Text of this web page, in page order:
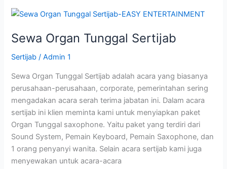
Sewa Organ Tunggal Sertijab
Sertijab /Admin 1
Sewa Organ Tunggal Sertijab adalah acara yang biasanya
perusahaan-perusahaan, corporate, pemerintahan sering
mengadakan acara serah terima jabatan ini. Dalam acara
sertijab ini klien meminta kami untuk menyiapkan paket
Organ Tunggal saxophone. Yaitu paket yang terdiri dari
Sound System, Pemain Keyboard, Pemain Saxophone, dan
1 orang penyanyi wanita. Selain acara sertijab kami juga
menyewakan untuk acara-acara
Sewa
Tunggal